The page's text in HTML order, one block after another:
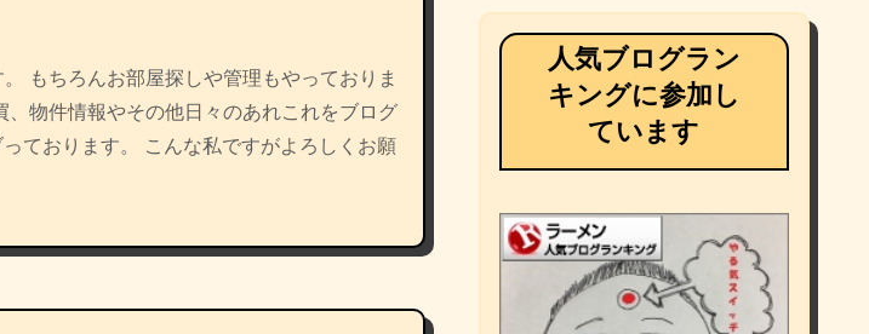
もちろんお部屋探しや管理もやっておりま
物件情報やその他日々のあれこれをブログ
ております。 こんな私ですがよろしくお願
人気ブログラン
キングに参加し
ています